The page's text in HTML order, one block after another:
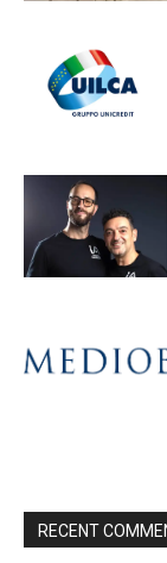
RECENT